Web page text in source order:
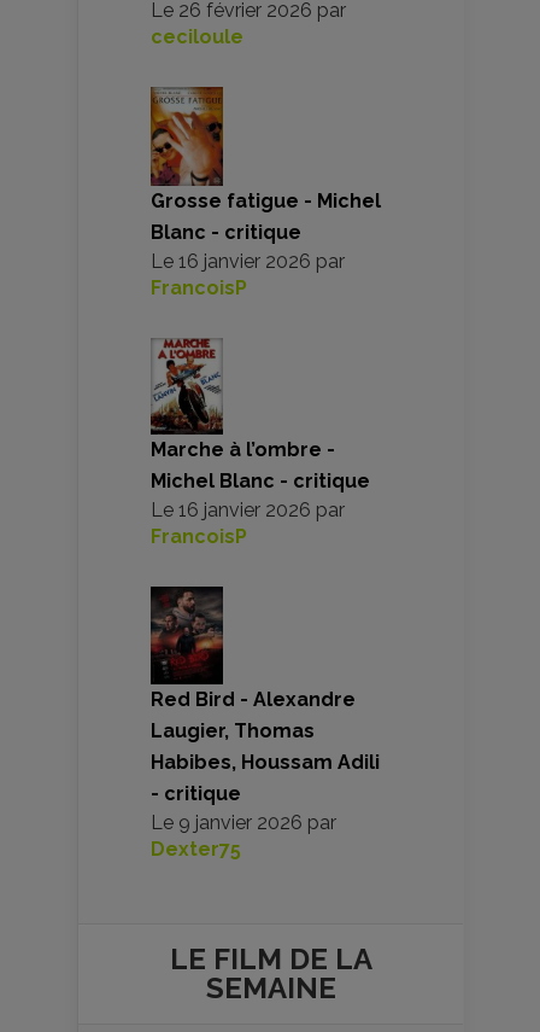
Le 26 février 2026 par
ceciloule
Grosse fatigue - Michel
Blanc - critique
Le 16 janvier 2026 par
FrancoisP
Marche à l’ombre -
Michel Blanc - critique
Le 16 janvier 2026 par
FrancoisP
Red Bird - Alexandre
Laugier, Thomas
Habibes, Houssam Adili
- critique
Le 9 janvier 2026 par
Dexter75
LE FILM DE LA
SEMAINE